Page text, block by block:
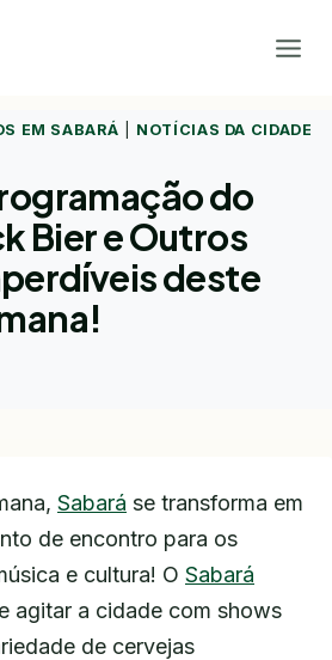
EM SABARÁ
NOTÍCIAS DA CIDADE
do
Bier e Outros
deste
Sabará se transforma em
de encontro para os
e cultura! O Sabará
agitar a cidade com shows
de cervejas